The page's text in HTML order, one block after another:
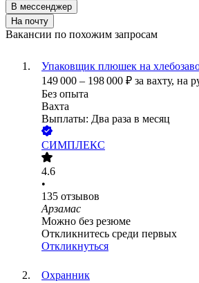
В мессенджер
На почту
Вакансии по похожим запросам
Упаковщик плюшек на
149 000 – 198 000 ₽ за вахту, на
Без опыта
Вахта
Выплаты: Два раза в месяц
СИМПЛЕКС
4.6
•
135 отзывов
Арзамас
Можно без резюме
Откликнитесь среди первых
Откликнуться
Охранник